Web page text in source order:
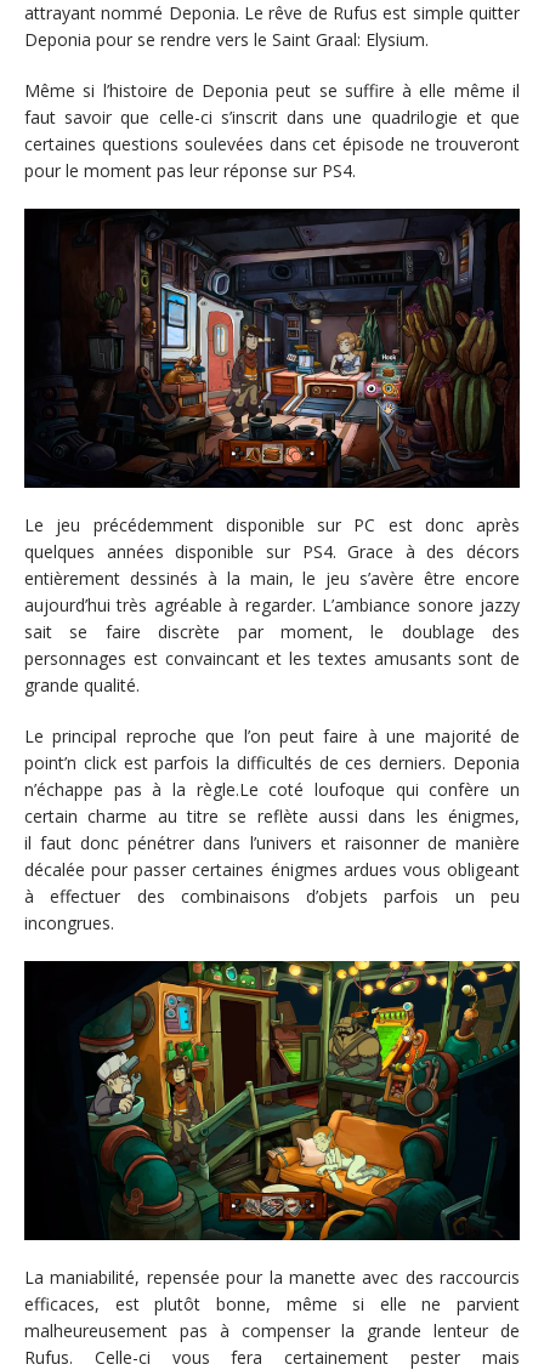
attrayant nommé Deponia. Le rêve de Rufus est simple quitter
Deponia pour se rendre vers le Saint Graal: Elysium.
Même si l’histoire de Deponia peut se suffire à elle même il
faut savoir que celle-ci s’inscrit dans une quadrilogie et que
certaines questions soulevées dans cet épisode ne trouveront
pour le moment pas leur réponse sur PS4.
Le jeu précédemment disponible sur PC est donc après
quelques années disponible sur PS4. Grace à des décors
entièrement dessinés à la main, le jeu s’avère être encore
aujourd’hui très agréable à regarder. L’ambiance sonore jazzy
sait se faire discrète par moment, le doublage des
personnages est convaincant et les textes amusants sont de
grande qualité.
Le principal reproche que l’on peut faire à une majorité de
point’n click est parfois la difficultés de ces derniers. Deponia
n’échappe pas à la règle.Le coté loufoque qui confère un
certain charme au titre se reflète aussi dans les énigmes,
il faut donc pénétrer dans l’univers et raisonner de manière
décalée pour passer certaines énigmes ardues vous obligeant
à effectuer des combinaisons d’objets parfois un peu
incongrues.
La maniabilité, repensée pour la manette avec des raccourcis
efficaces, est plutôt bonne, même si elle ne parvient
malheureusement pas à compenser la grande lenteur de
Rufus. Celle-ci vous fera certainement pester mais